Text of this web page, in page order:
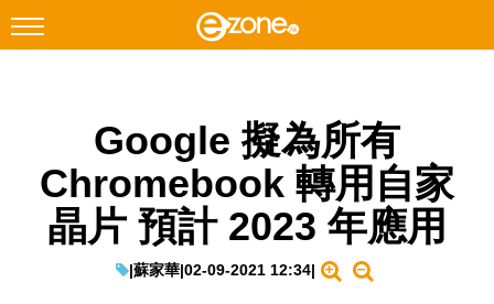
Facebook Instagram
科技焦點
網絡生活
Google 擬為所有
Chromebook 轉用自家
晶片 預計 2023 年應用
|蘇家華|02-09-2021 12:34|